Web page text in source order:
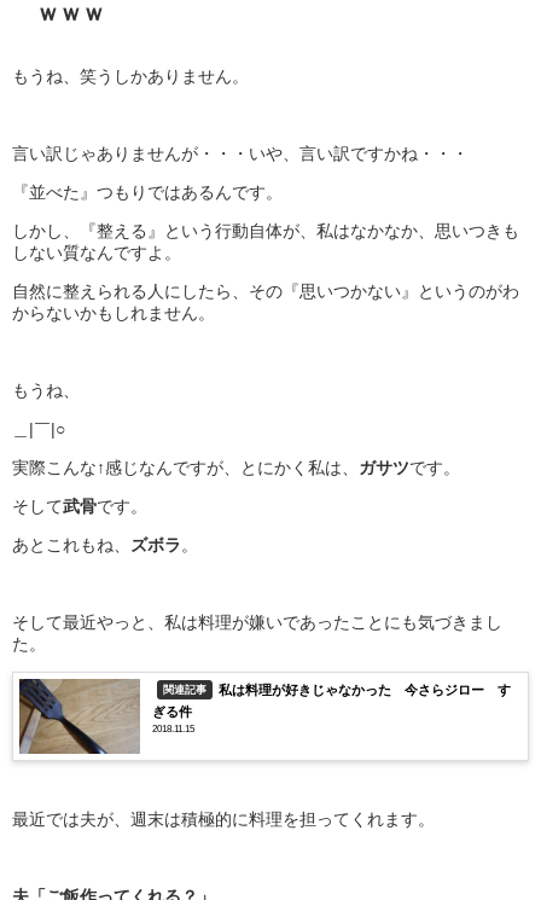
ｗｗｗ
もうね、笑うしかありません。
言い訳じゃありませんが・・・いや、言い訳ですかね・・・
『並べた』つもりではあるんです。
しかし、『整える』という行動自体が、私はなかなか、思いつきも
しない質なんですよ。
自然に整えられる人にしたら、その『思いつかない』というのがわ
からないかもしれません。
もうね、
＿|￣|○
実際こんな↑感じなんですが、とにかく私は、 ガサツです。
そして武骨です。
あとこれもね、 ズボラ 。
そして最近やっと、私は料理が嫌いであったことにも気づきまし
た。
関連記事
私は料理が好きじゃなかった 今さらジロー す
ぎる件
2018.11.15
最近では夫が、週末は積極的に料理を担ってくれます。